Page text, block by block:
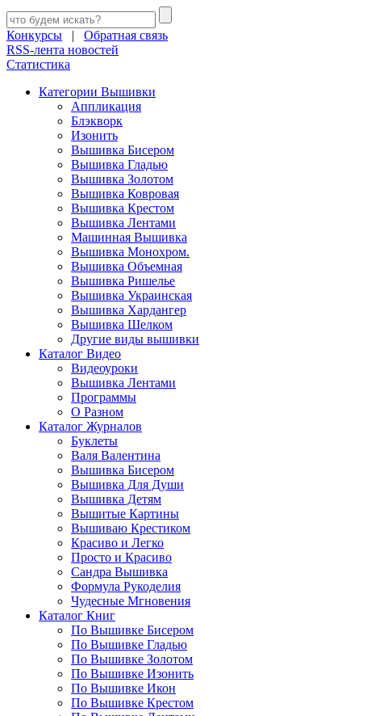
Конкурсы | Обратная связь
RSS-лента новостей
Статистика
Категории Вышивки
Аппликация
Блэкворк
Изонить
Вышивка Бисером
Вышивка Гладью
Вышивка Золотом
Вышивка Ковровая
Вышивка Крестом
Вышивка Лентами
Машинная Вышивка
Вышивка Монохром.
Вышивка Объемная
Вышивка Ришелье
Вышивка Украинская
Вышивка Хардангер
Вышивка Шелком
Другие виды вышивки
Каталог Видео
Видеоуроки
Вышивка Лентами
Программы
О Разном
Каталог Журналов
Буклеты
Валя Валентина
Вышивка Бисером
Вышивка Для Души
Вышивка Детям
Вышитые Картины
Вышиваю Крестиком
Красиво и Легко
Просто и Красиво
Сандра Вышивка
Формула Рукоделия
Чудесные Мгновения
Каталог Книг
По Вышивке Бисером
По Вышивке Гладью
По Вышивке Золотом
По Вышивке Изонить
По Вышивке Икон
По Вышивке Крестом